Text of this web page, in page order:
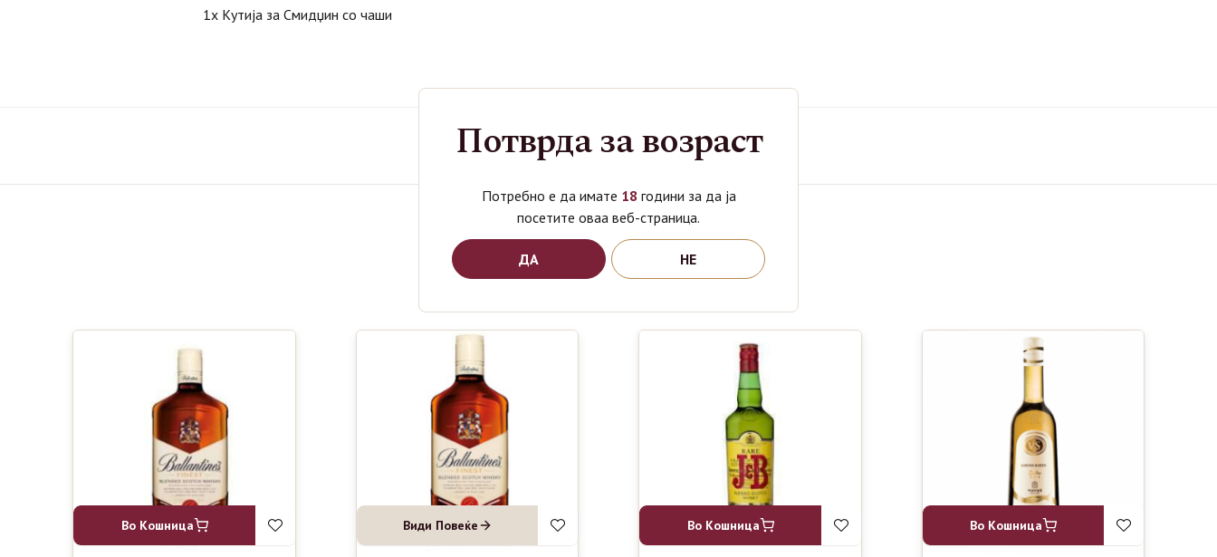
1х Кутија за Смидџин со чаши
КатегорииЖестоки Пијалоци,Џин
Поврзани производи
Во Кошница Види Повеќе Во Кошница Во Кошница
Потврда за возраст
Потребно е да имате 18 години за да ја
посетите оваа веб-страница.
ДА НЕ